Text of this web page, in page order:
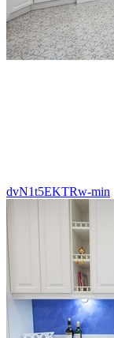
dvN1t5EKTRw-min